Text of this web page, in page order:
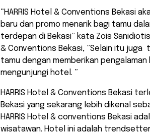
“HARRIS Hotel & Conventions Bekasi
baru dan promo menarik bagi tamu
terdepan di Bekasi” kata Zois
& Conventions Bekasi, ”Selain itu
tamu dengan memberikan
mengunjungi hotel. ”
HARRIS Hotel & Conventions Bekasi
Bekasi yang sekarang lebih dikenal
HARRIS Hotel & conventions Bekasi
wisatawan. Hotel ini adalah trendsetter